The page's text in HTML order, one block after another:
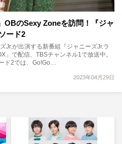
のSexy Zoneを訪問！『ジャ
ード2
Jr.が出演する新番組『ジャニーズJr.ラ
」で配信、TBSチャンネル1で放送中。
ド2では、Go!Go…
2023年04月29日